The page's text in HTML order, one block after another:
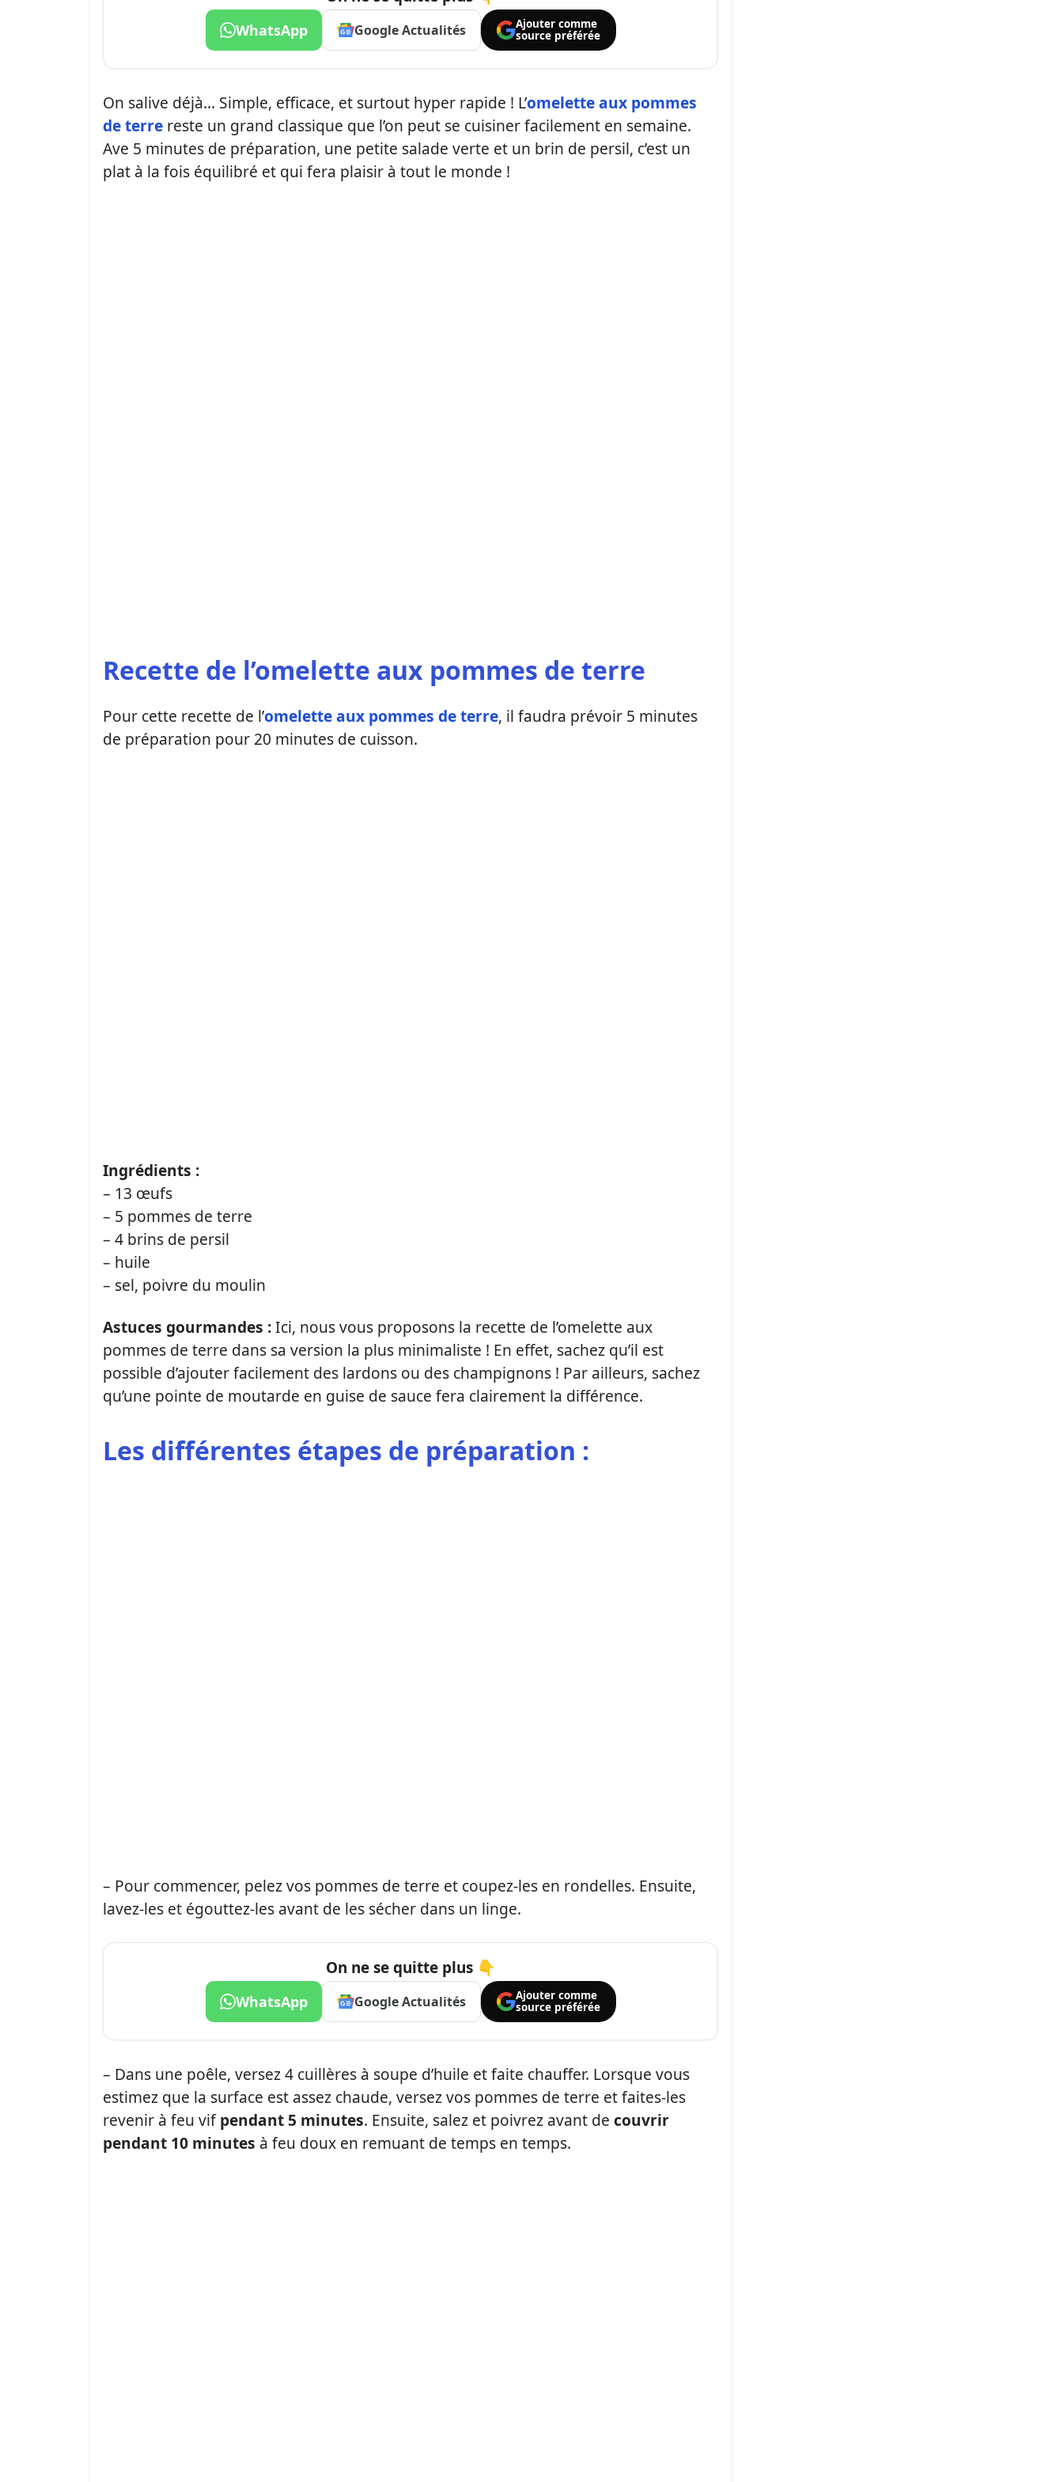
WhatsApp Google Actualités
Ajouter comme
source préférée
On salive déjà… Simple, efficace, et surtout hyper rapide ! L’omelette aux pommes
de terre reste un grand classique que l’on peut se cuisiner facilement en semaine.
Ave 5 minutes de préparation, une petite salade verte et un brin de persil, c’est un
plat à la fois équilibré et qui fera plaisir à tout le monde !
Recette de l’omelette aux pommes de terre
Pour cette recette de l’omelette aux pommes de terre, il faudra prévoir 5 minutes
de préparation pour 20 minutes de cuisson.
Ingrédients :
– 13 œufs
– 5 pommes de terre
– 4 brins de persil
– huile
– sel, poivre du moulin
Astuces gourmandes :Ici, nous vous proposons la recette de l’omelette aux
pommes de terre dans sa version la plus minimaliste ! En effet, sachez qu’il est
possible d’ajouter facilement des lardons ou des champignons ! Par ailleurs, sachez
qu’une pointe de moutarde en guise de sauce fera clairement la différence.
Les différentes étapes de préparation :
– Pour commencer, pelez vos pommes de terre et coupez-les en rondelles. Ensuite,
lavez-les et égouttez-les avant de les sécher dans un linge.
On ne se quitte plus 👇
WhatsApp Google Actualités
Ajouter comme
source préférée
– Dans une poêle, versez 4 cuillères à soupe d’huile et faite chauffer. Lorsque vous
estimez que la surface est assez chaude, versez vos pommes de terre et faites-les
revenir à feu vifpendant 5 minutes. Ensuite, salez et poivrez avant de couvrir
pendant 10 minutes à feu doux en remuant de temps en temps.